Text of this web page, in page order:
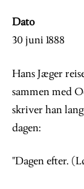
Dato
30 juni 1888
Hans Jæger
sammen med
skriver han
dagen:
"Dagen efter.